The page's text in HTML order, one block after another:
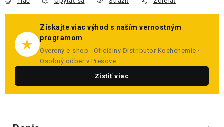
★
Získajte viac výhod s naším vernostným
programom
Overený e-shop · Oficiálny Distributor Kochchemie ·
Osobný odber v Prešove
Zistiť viac